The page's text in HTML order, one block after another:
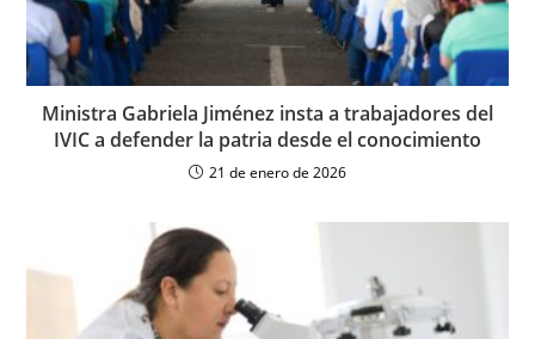
Ministra Gabriela Jiménez insta a trabajadores del
IVIC a defender la patria desde el conocimiento
21 de enero de 2026